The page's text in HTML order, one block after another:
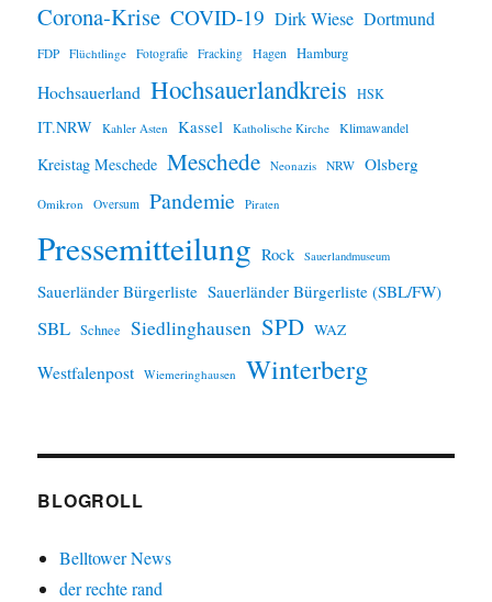
Corona-Krise COVID-19 Dirk Wiese Dortmund
FDP Flüchtlinge Fotografie Fracking Hagen Hamburg
Hochsauerland Hochsauerlandkreis HSK
IT.NRW Kahler Asten Kassel Katholische Kirche Klimawandel
Kreistag Meschede Meschede Neonazis NRW Olsberg
Omikron Oversum Pandemie Piraten
Pressemitteilung Rock Sauerlandmuseum
Sauerländer Bürgerliste Sauerländer Bürgerliste (SBL/FW)
SBL Schnee Siedlinghausen SPD WAZ
Westfalenpost Wiemeringhausen Winterberg
BLOGROLL
Belltower News
der rechte rand